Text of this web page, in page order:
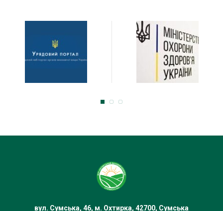
службу та інші сервіси для студентів і викладачів.
Заклад активно приймає студентів на денну та
заочну форми навчання, а детальні умови вступу
та графіки зарахування публікуються на
офіційному сайті. Також коледж надає доступ до
публічної інформації та підтримує прозорі умови
вул. Сумська, 46, м. Охтирка, 42700, Сумська